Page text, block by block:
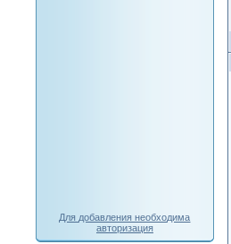
Для добавления необходима
авторизация